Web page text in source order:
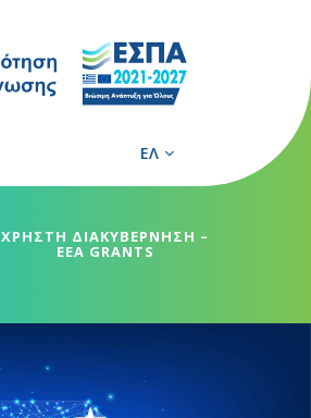
ΕΛ
ΧΡΗΣΤΗ ΔΙΑΚΥΒΕΡΝΗΣΗ –
EEA GRANTS